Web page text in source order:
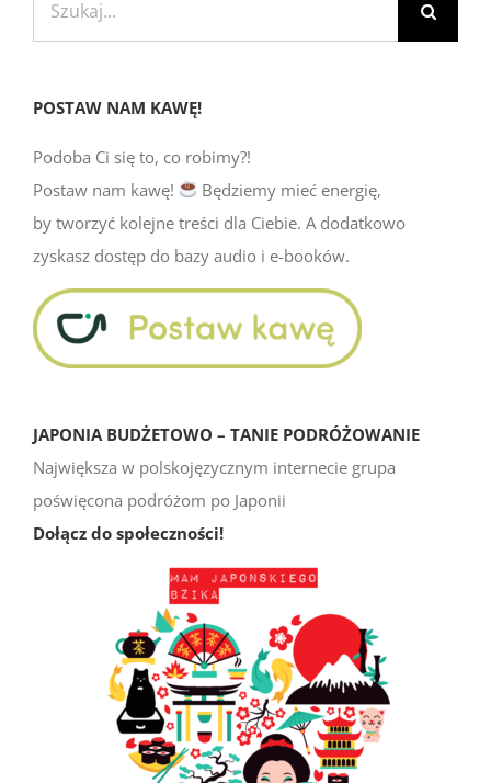
POSTAW NAM KAWĘ!
Podoba Ci się to, co robimy?!
Postaw nam kawę!
Będziemy mieć energię,
by tworzyć kolejne treści dla Ciebie. A dodatkowo
zyskasz dostęp do bazy audio i e-booków.
JAPONIA BUDŻETOWO – TANIE PODRÓŻOWANIE
Największa w polskojęzycznym internecie grupa
poświęcona podróżom po Japonii
Dołącz do społeczności!